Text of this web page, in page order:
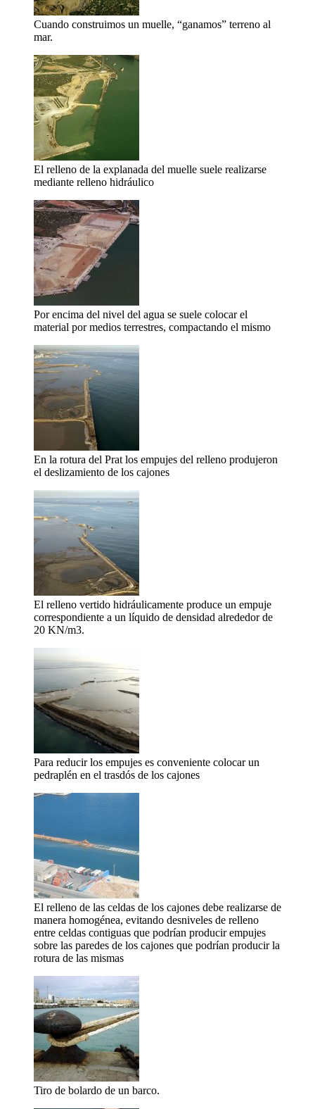
Cuando construimos un muelle, “ganamos” terreno al
mar.
El relleno de la explanada del muelle suele realizarse
mediante relleno hidráulico
Por encima del nivel del agua se suele colocar el
material por medios terrestres, compactando el mismo
En la rotura del Prat los empujes del relleno produjeron
el deslizamiento de los cajones
El relleno vertido hidráulicamente produce un empuje
correspondiente a un líquido de densidad alrededor de
20 KN/m3.
Para reducir los empujes es conveniente colocar un
pedraplén en el trasdós de los cajones
El relleno de las celdas de los cajones debe realizarse de
manera homogénea, evitando desniveles de relleno
entre celdas contiguas que podrían producir empujes
sobre las paredes de los cajones que podrían producir la
rotura de las mismas
Tiro de bolardo de un barco.